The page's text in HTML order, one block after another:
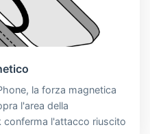
la forza magnetica
l'area della
l'attacco riuscito